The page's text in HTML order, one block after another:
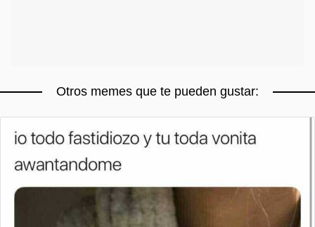
Otros memes que te pueden gustar: